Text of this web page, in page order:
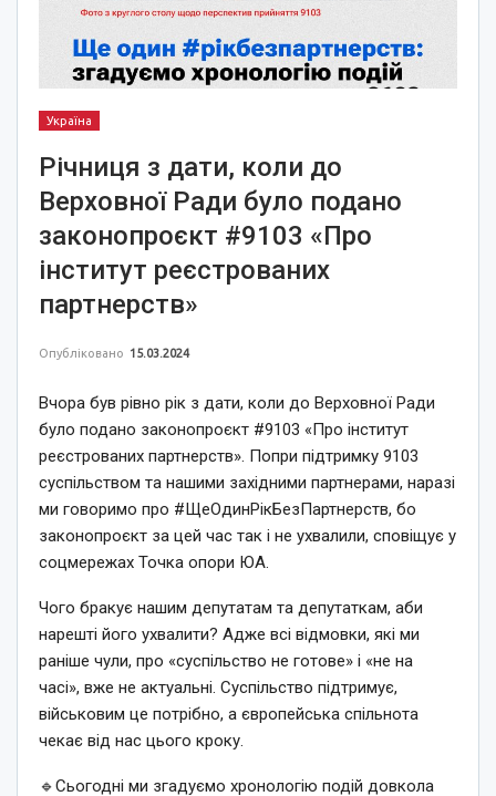
Україна
Річниця з дати, коли до
Верховної Ради було подано
законопроєкт #9103 «Про
інститут реєстрованих
партнерств»
Опубліковано 15.03.2024
Вчора був рівно рік з дати, коли до Верховної Ради
було подано законопроєкт #9103 «Про інститут
реєстрованих партнерств». Попри підтримку 9103
суспільством та нашими західними партнерами, наразі
ми говоримо про #ЩеОдинРікБезПартнерств, бо
законопроєкт за цей час так і не ухвалили, сповіщує у
соцмережах Точка опори ЮА.
Чого бракує нашим депутатам та депутаткам, аби
нарешті його ухвалити? Адже всі відмовки, які ми
раніше чули, про «суспільство не готове» і «не на
часі», вже не актуальні. Суспільство підтримує,
військовим це потрібно, а європейська спільнота
чекає від нас цього кроку.
🔹Сьогодні ми згадуємо хронологію подій довкола